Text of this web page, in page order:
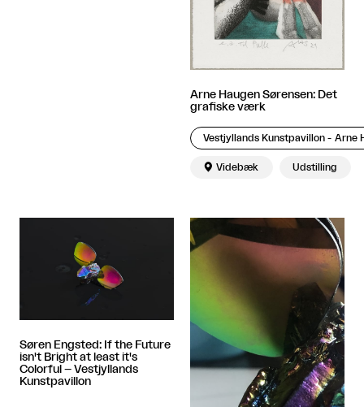
Arne Haugen Sørensen: Det
grafiske værk
Vestjyllands Kunstpavillon - Arne
 Videbæk Udstilling
Søren Engsted: If the Future
isn't Bright at least it's
Colorful – Vestjyllands
Kunstpavillon